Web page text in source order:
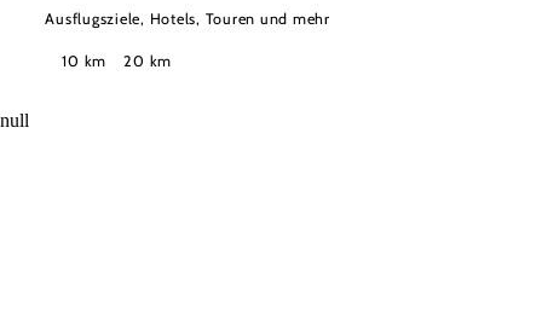
Ausflugsziele, Hotels, Touren und mehr
Suchradius
10 km 20 km
null